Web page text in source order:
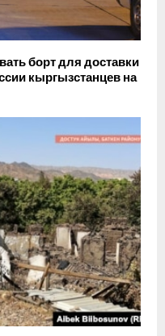
борт для доставки
кыргызстанцев на